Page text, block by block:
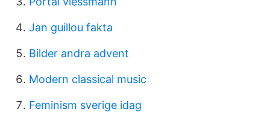
Jan guillou fakta
Bilder andra advent
Modern classical music
Feminism sverige idag